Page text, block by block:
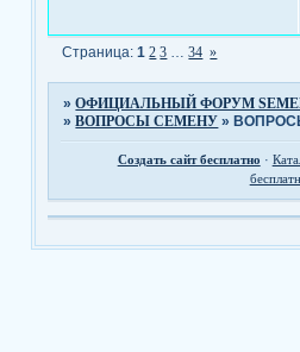
Страница:1 2 3 … 34 »
»ОФИЦИАЛЬНЫЙ ФОРУМ
»ВОПРОСЫ СЕМЕНУ »
Создать сайт бесплатно ·